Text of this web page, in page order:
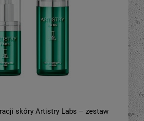
skóry Artistry Labs – zestaw